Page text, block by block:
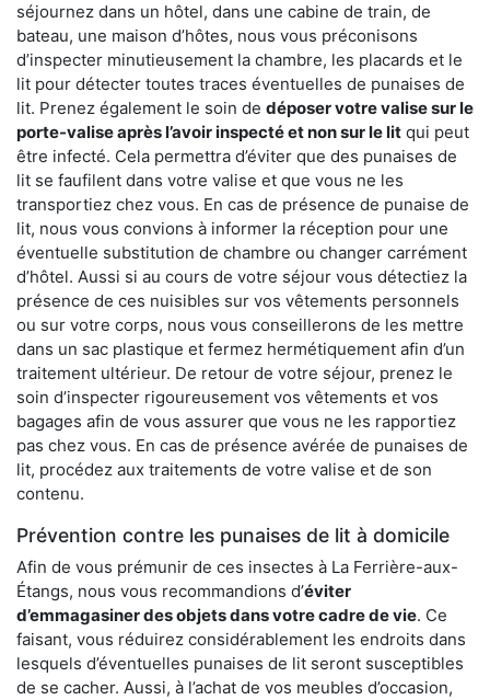
séjournez dans un hôtel, dans une cabine de train, de
bateau, une maison d’hôtes, nous vous préconisons
d’inspecter minutieusement la chambre, les placards et le
lit pour détecter toutes traces éventuelles de punaises de
lit. Prenez également le soin de déposer votre valise sur le
porte-valise après l’avoir inspecté et non sur le lit qui peut
être infecté. Cela permettra d’éviter que des punaises de
lit se faufilent dans votre valise et que vous ne les
transportiez chez vous. En cas de présence de punaise de
lit, nous vous convions à informer la réception pour une
éventuelle substitution de chambre ou changer carrément
d’hôtel. Aussi si au cours de votre séjour vous détectiez la
présence de ces nuisibles sur vos vêtements personnels
ou sur votre corps, nous vous conseillerons de les mettre
dans un sac plastique et fermez hermétiquement afin d’un
traitement ultérieur. De retour de votre séjour, prenez le
soin d’inspecter rigoureusement vos vêtements et vos
bagages afin de vous assurer que vous ne les rapportiez
pas chez vous. En cas de présence avérée de punaises de
lit, procédez aux traitements de votre valise et de son
contenu.
Prévention contre les punaises de lit à domicile
Afin de vous prémunir de ces insectes à La Ferrière-aux-
Étangs, nous vous recommandions d’éviter
d’emmagasiner des objets dans votre cadre de vie. Ce
faisant, vous réduirez considérablement les endroits dans
lesquels d’éventuelles punaises de lit seront susceptibles
de se cacher. Aussi, à l’achat de vos meubles d’occasion,